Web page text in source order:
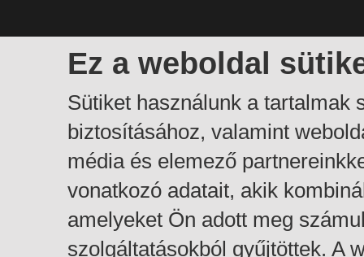
Ez a weboldal
Sütiket használunk a tartalmak
biztosításához, valamint
média és elemező
vonatkozó adatait, akik
amelyeket Ön adott meg
szolgáltatásokból gyűjtöttek. A